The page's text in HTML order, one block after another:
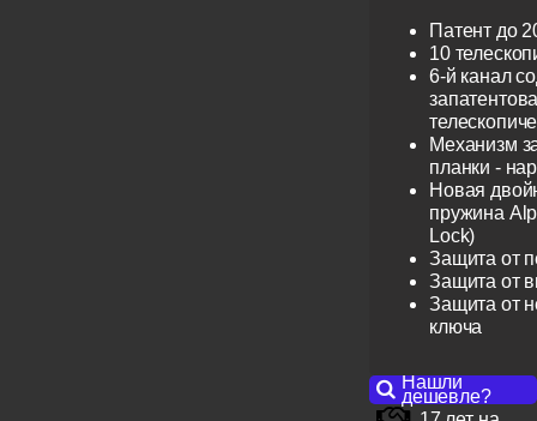
Патент до
10
6-й канал
Механизм
планки -
Новая
пружина
Lock)
Защита от
Защита от
Защита от
ключа
Нашли
дешевле?